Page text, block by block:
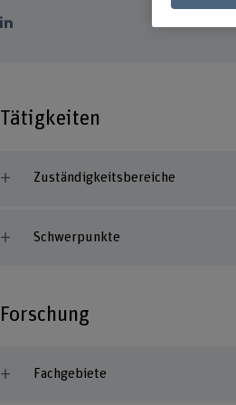
Tätigkeiten
Zuständigkeitsbereiche
Schwerpunkte
Forschung
Fachgebiete